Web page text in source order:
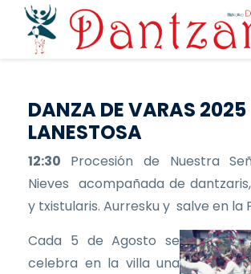
Pasar al contenido principal
DANZA DE VARAS 2025
LANESTOSA
12:30 Procesión de Nuestra
Nieves acompañada de
y txistularis. Aurresku y salve en la
Cada 5 de Agosto se
celebra en la villa una